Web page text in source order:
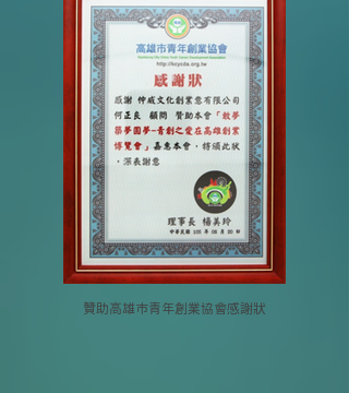
贊助高雄市青年創業協會感謝狀